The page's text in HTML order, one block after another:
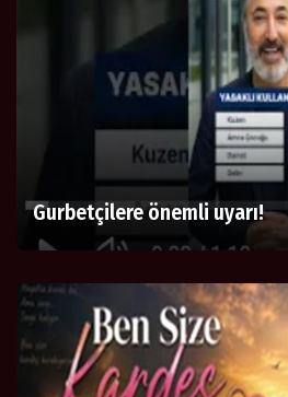
Gurbetçilere önemli uyarı!